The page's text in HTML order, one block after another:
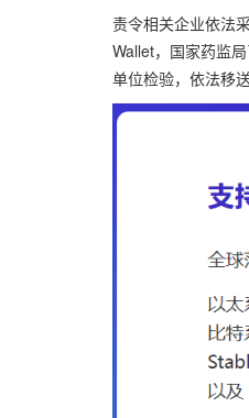
责令相关企业依法
Wallet，国家药监
单位检验，依法移